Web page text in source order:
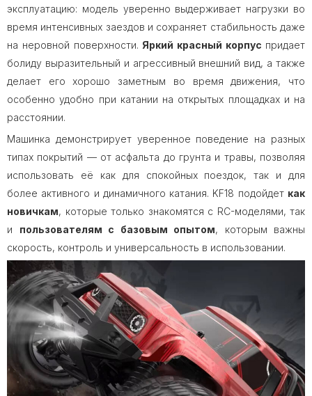
эксплуатацию: модель уверенно выдерживает нагрузки во
время интенсивных заездов и сохраняет стабильность даже
на неровной поверхности. Яркий красный корпус придает
болиду выразительный и агрессивный внешний вид, а также
делает его хорошо заметным во время движения, что
особенно удобно при катании на открытых площадках и на
расстоянии.
Машинка демонстрирует уверенное поведение на разных
типах покрытий — от асфальта до грунта и травы, позволяя
использовать её как для спокойных поездок, так и для
более активного и динамичного катания. KF18 подойдет как
новичкам, которые только знакомятся с RC-моделями, так
и пользователям с базовым опытом, которым важны
скорость, контроль и универсальность в использовании.